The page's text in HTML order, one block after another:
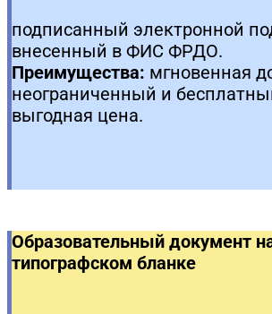
подписанный электронной
внесенный в ФИС ФРДО.
Преимущества: мгновенная
неограниченный и
выгодная цена.
Образовательный документ
типографском бланке